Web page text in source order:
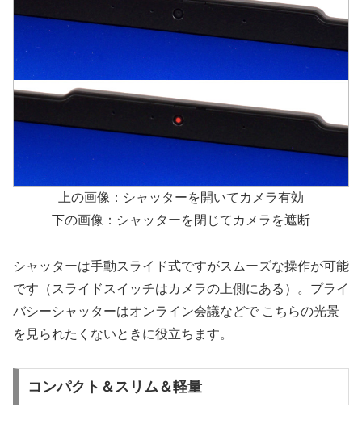
上の画像：シャッターを開いてカメラ有効
下の画像：シャッターを閉じてカメラを遮断
シャッターは手動スライド式ですがスムーズな操作が可能
です（スライドスイッチはカメラの上側にある）。プライ
バシーシャッターはオンライン会議などで こちらの光景
を見られたくないときに役立ちます。
コンパクト＆スリム＆軽量